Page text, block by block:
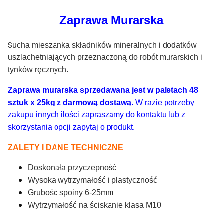
Zaprawa Murarska
Sucha mieszanka składników mineralnych i dodatków
uszlachetniających przeznaczoną do robót murarskich i
tynków ręcznych.
Zaprawa murarska sprzedawana jest w paletach 48
sztuk x 25kg z darmową dostawą. W razie potrzeby
zakupu innych ilości zapraszamy do kontaktu lub z
skorzystania opcji zapytaj o produkt.
ZALETY I DANE TECHNICZNE
Doskonała przyczepność
Wysoka wytrzymałość i plastyczność
Grubość spoiny 6-25mm
Wytrzymałość na ściskanie klasa M10